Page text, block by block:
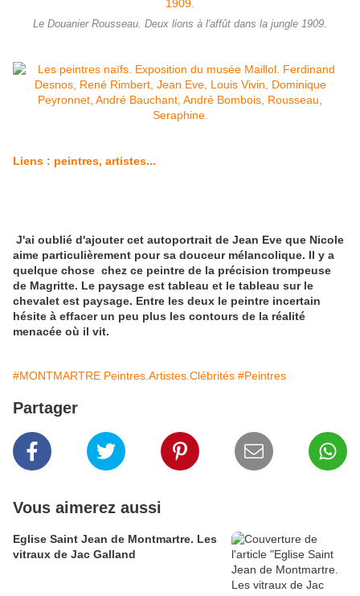
Le Douanier Rousseau. Deux lions à l'affût dans la jungle 1909.
Liens : peintres, artistes...
J'ai oublié d'ajouter cet autoportrait de Jean Eve que Nicole
aime particulièrement pour sa douceur mélancolique. Il y a
quelque chose chez ce peintre de la précision trompeuse
de Magritte. Le paysage est tableau et le tableau sur le
chevalet est paysage. Entre les deux le peintre incertain
hésite à effacer un peu plus les contours de la réalité
menacée où il vit.
#MONTMARTRE Peintres.Artistes.Clébrités #Peintres
Partager
Vous aimerez aussi
Eglise Saint Jean de Montmartre. Les
vitraux de Jac Galland